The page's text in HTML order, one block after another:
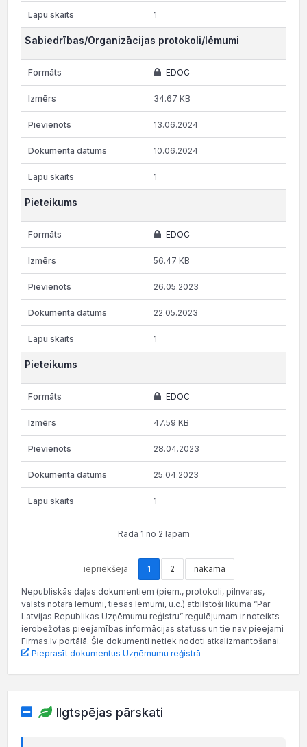
1
Sabiedrības/Organizācijas protokoli/lēmumi
EDOC
34.67 KB
13.06.2024
10.06.2024
1
Pieteikums
EDOC
56.47 KB
26.05.2023
22.05.2023
1
Pieteikums
EDOC
47.59 KB
28.04.2023
25.04.2023
1
Rāda 1 no 2 lapām
iepriekšējā 1 2 nākamā
Nepubliskās daļas dokumentiem (piem., protokoli, pilnvaras,
valsts notāra lēmumi, tiesas lēmumi, u.c.) atbilstoši likuma “Par
Latvijas Republikas Uzņēmumu reģistru” regulējumam ir noteikts
ierobežotas pieejamības informācijas statuss un tie nav pieejami
Firmas.lv portālā. Šie dokumenti netiek nodoti atkalizmantošanai.
Pieprasīt dokumentus Uzņēmumu reģistrā
Ilgtspējas pārskati